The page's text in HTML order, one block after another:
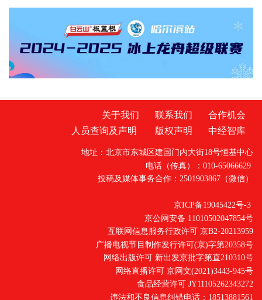
关于我们 联系我们
合作机会
人员查询及声明
版权声明 中经智库
地址：北京市东城区建国门内大街18号恒基中心
电话（传真）：010-65066629
投稿及媒体事务合作：2501903867（微信）
京ICP备19045422号-3
京公网安备 11010502047854号
互联网信息服务行政许可 京B2-20213959
广播电视节目制作发行许可(京)字第20358号
网络出版许可 新出发京批字第直210310号
网络直播许可 京网文(2021)3443-945号
食品经营许可 JY11105262343272
违法和不良信息纠错电话：18513881561